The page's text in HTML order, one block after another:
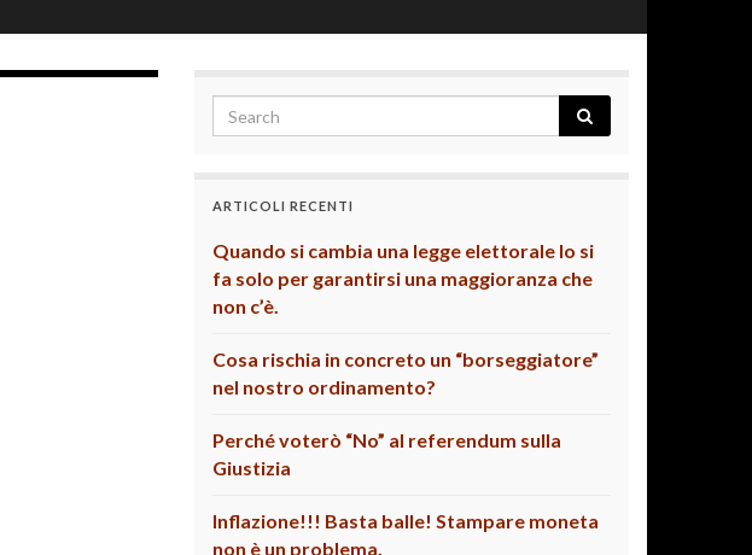
ARTICOLI RECENTI
Quando si cambia una legge elettorale lo si
fa solo per garantirsi una maggioranza che
non c’è.
Cosa rischia in concreto un “borseggiatore”
nel nostro ordinamento?
Perché voterò “No” al referendum sulla
Giustizia
Inflazione!!! Basta balle! Stampare moneta
non è un problema.